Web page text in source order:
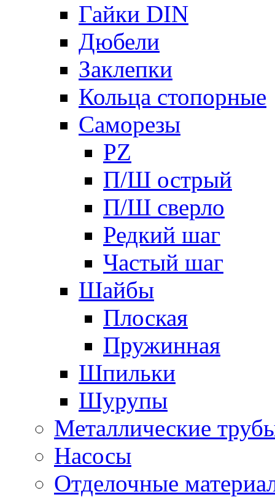
Гайки DIN
Дюбели
Заклепки
Кольца стопорные
Саморезы
PZ
П/Ш острый
П/Ш сверло
Редкий шаг
Частый шаг
Шайбы
Плоская
Пружинная
Шпильки
Шурупы
Металлические
Насосы
Отделочные